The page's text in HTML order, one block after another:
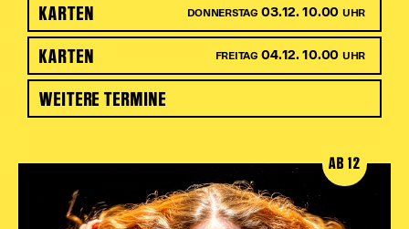
KARTEN DONNERSTAG 03.12. 10.00 UHR
KARTEN FREITAG 04.12. 10.00 UHR
WEITERE TERMINE
AB 12